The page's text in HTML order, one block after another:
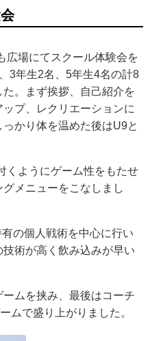
広場にてスクール体験会を
3年生2名、5年生4名の計8
。まず挨拶、自己紹介を
プ、レクリエーションに
かり体を温めた後はU9と
くようにゲーム性をもたせ
メニューをこなしまし
の個人戦術を中心に行い
術が高く飲み込みが早い
ムを挟み、最後はコーチ
ムで盛り上がりました。